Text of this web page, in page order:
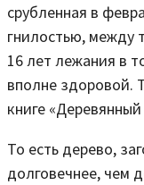
срубленная в
гнилостью, между
16 лет лежания в
вполне здоровой.
книге
То есть дерево,
долговечнее, чем